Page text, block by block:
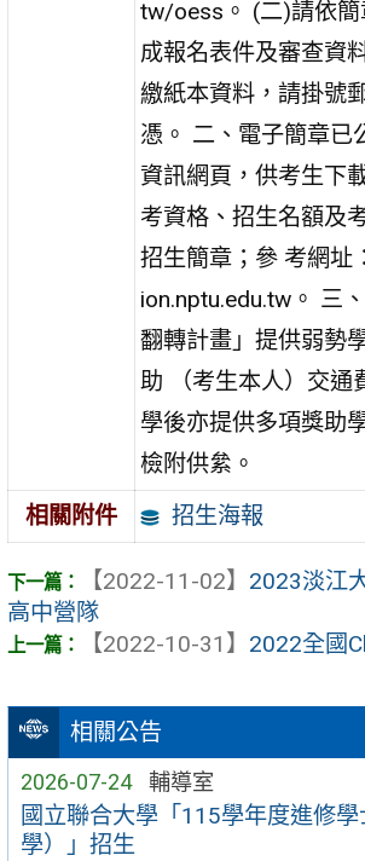
相關公告
2026-07-24 輔導室
國立聯合大學「115學年度進修
學）」招生
tw/oess。 (二)請依
成報名表件及審查資
繳紙本資料，請掛號
憑。 二、電子簡章已
資訊網頁，供考生下
考資格、招生名額及
招生簡章；參 考網址
ion.nptu.edu.tw。 三
翻轉計畫」提供弱勢
助 （考生本人）交通
學後亦提供多項獎助
檢附供絫。
相關附件
招生海報
【2022-11-02】 2023淡江
高中營隊
【2022-10-31】 2022全國